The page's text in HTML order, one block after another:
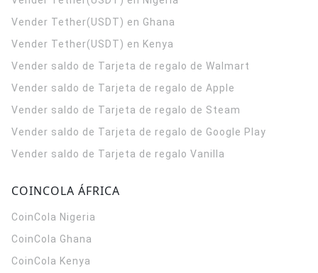
Vender Tether(USDT) en Ghana
Vender Tether(USDT) en Kenya
Vender saldo de Tarjeta de regalo de Walmart
Vender saldo de Tarjeta de regalo de Apple
Vender saldo de Tarjeta de regalo de Steam
Vender saldo de Tarjeta de regalo de Google Play
Vender saldo de Tarjeta de regalo Vanilla
COINCOLA ÁFRICA
CoinCola Nigeria
CoinCola Ghana
CoinCola Kenya